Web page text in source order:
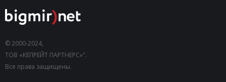
© 2000-2024,
ТОВ «КЕПРЕЙТ ПАРТНЕРС»".
Все права защищены.